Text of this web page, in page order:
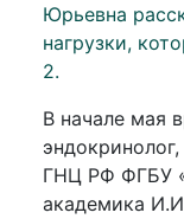
Юрьевна
нагрузки,
2.
В начале мая
ГНЦ РФ ФГБУ
академика